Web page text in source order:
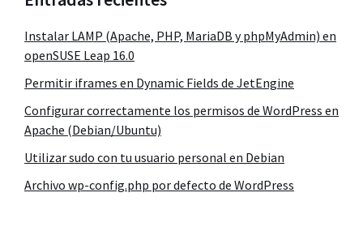
Instalar LAMP (Apache, PHP, MariaDB y phpMyAdmin) en
openSUSE Leap 16.0
Permitir iframes en Dynamic Fields de JetEngine
Configurar correctamente los permisos de WordPress en
Apache (Debian/Ubuntu)
Utilizar sudo con tu usuario personal en Debian
Archivo wp-config.php por defecto de WordPress